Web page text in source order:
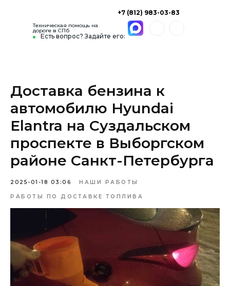
Есть вопрос? Задайте его:
+7 (812) 983-03-83
Техническая помощь на
дороге в СПб
Доставка бензина к
автомобилю Hyundai
Elantra на Суздальском
проспекте в Выборгском
районе Санкт-Петербурга
2025-01-18 03:06 НАШИ РАБОТЫ
РАБОТЫ ПО ДОСТАВКЕ ТОПЛИВА